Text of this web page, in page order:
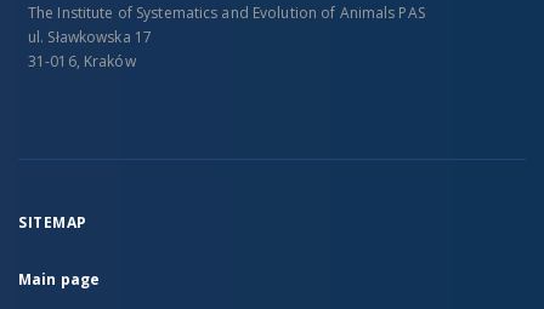
The Institute of Systematics and Evolution of Animals PAS
ul. Sławkowska 17
31-016, Kraków
SITEMAP
Main page